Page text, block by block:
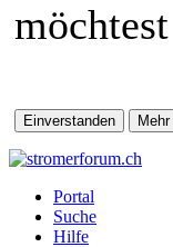
Portal
Suche
Hilfe